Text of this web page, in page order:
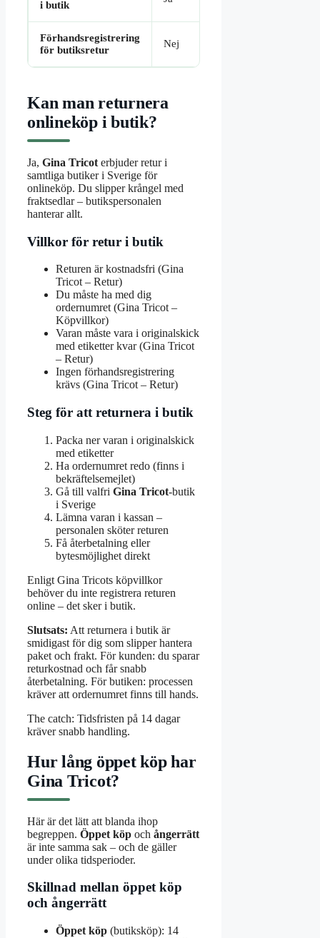
i butik
Förhandsregistrering
för butiksretur
Nej
Kan man returnera
onlineköp i butik?
Ja, Gina Tricot erbjuder retur i
samtliga butiker i Sverige för
onlineköp. Du slipper krångel med
fraktsedlar – butikspersonalen
hanterar allt.
Villkor för retur i butik
Returen är kostnadsfri (Gina
Tricot – Retur)
Du måste ha med dig
ordernumret (Gina Tricot –
Köpvillkor)
Varan måste vara i originalskick
med etiketter kvar (Gina Tricot
– Retur)
Ingen förhandsregistrering
krävs (Gina Tricot – Retur)
Steg för att returnera i butik
Packa ner varan i originalskick
med etiketter
Ha ordernumret redo (finns i
bekräftelsemejlet)
Gå till valfri Gina Tricot-butik
i Sverige
Lämna varan i kassan –
personalen sköter returen
Få återbetalning eller
bytesmöjlighet direkt
Enligt Gina Tricots köpvillkor
behöver du inte registrera returen
online – det sker i butik.
Slutsats: Att returnera i butik är
smidigast för dig som slipper hantera
paket och frakt. För kunden: du sparar
returkostnad och får snabb
återbetalning. För butiken: processen
kräver att ordernumret finns till hands.
The catch: Tidsfristen på 14 dagar
kräver snabb handling.
Hur lång öppet köp har
Gina Tricot?
Här är det lätt att blanda ihop
begreppen. Öppet köp och ångerrätt
är inte samma sak – och de gäller
under olika tidsperioder.
Skillnad mellan öppet köp
och ångerrätt
Öppet köp (butiksköp): 14